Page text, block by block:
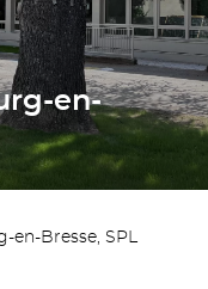
en-
en-Bresse, SPL